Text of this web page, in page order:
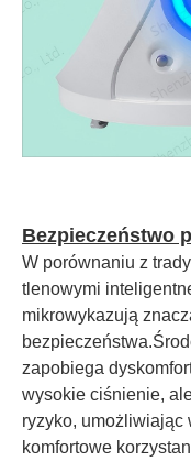
Bezpieczeństwo
W porównaniu z
tlenowymi
mikrowykazują
zapobiega
wysokie ciśnienie,
ryzyko, umożliwiając
komfortowe